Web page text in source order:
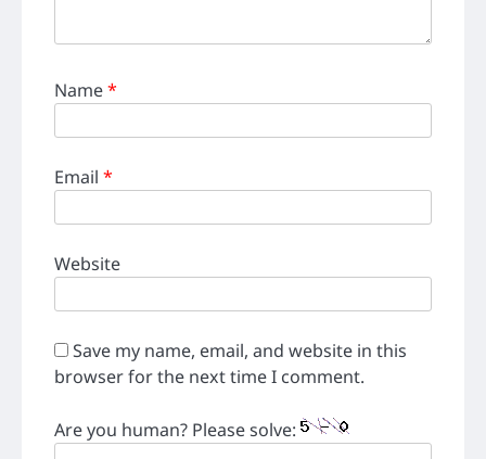
Name*
Email *
Website
Save my name, email, and website in this
browser for the next time I comment.
Are you human? Please solve: